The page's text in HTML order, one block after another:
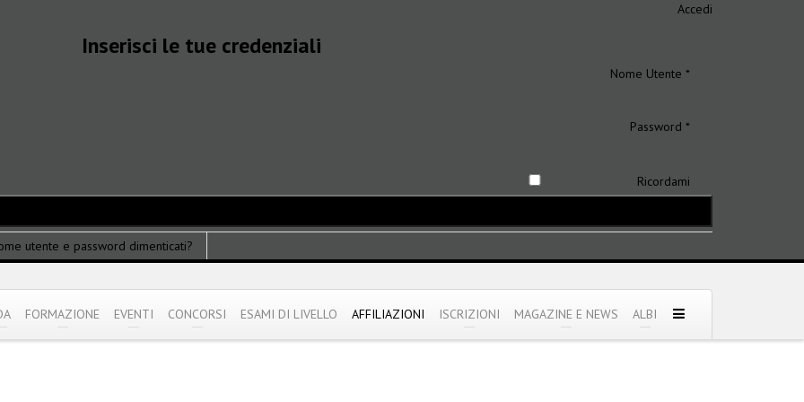
Accedi
Inserisci le tue credenziali
Nome Utente *
Password *
Ricordami
utente e password dimenticati?
FORMAZIONE EVENTI CONCORSI ESAMI DI LIVELLO AFFILIAZIONI ISCRIZIONI MAGAZINE E NEWS ALBI